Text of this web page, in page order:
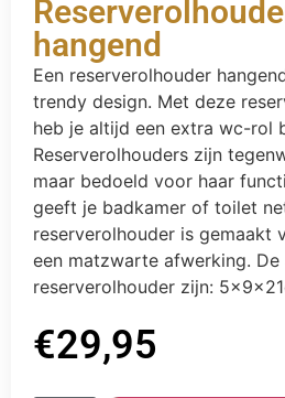
hangend
Een reserverolhouder
trendy design. Met deze
heb je altijd een extra wc-rol
Reserverolhouders zijn
maar bedoeld voor haar
geeft je badkamer of toilet
reserverolhouder is gemaakt
een matzwarte afwerking.
reserverolhouder zijn:
€29,95